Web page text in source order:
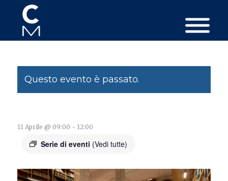
Questo evento è passato.
11 Aprile @ 09:00 - 12:00
Serie di eventi (Vedi tutte)